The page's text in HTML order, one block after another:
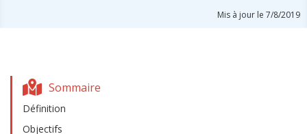
Mis à jour le 7/8/2019
Sommaire
Définition
Objectifs